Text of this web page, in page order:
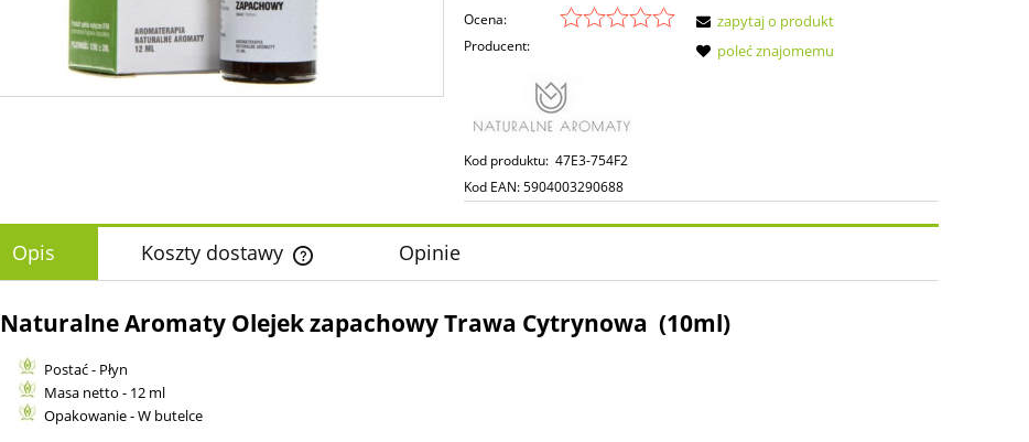
Ocena:
Producent:
Kod produktu: 47E3-754F2
Kod EAN:5904003290688
zapytaj o produkt
poleć znajomemu
Opis Koszty dostawy
Cena nie zawiera ewentualnych kosztów
płatności
Opinie
Naturalne Aromaty Olejek zapachowy Trawa Cytrynowa (10ml)
Postać - Płyn
Masa netto - 12 ml
Opakowanie - W butelce